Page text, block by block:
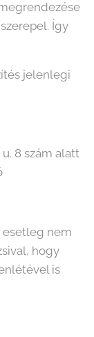
Így
jelenlegi
8 szám alatt
esetleg nem
hogy
is